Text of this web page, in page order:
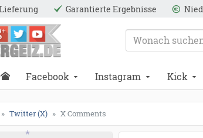
Garantierte Ergebnisse
Facebook Instagram Kick
Twitter (X) X Comments
*